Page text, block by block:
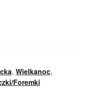
, Wielkanoc,
Foremki